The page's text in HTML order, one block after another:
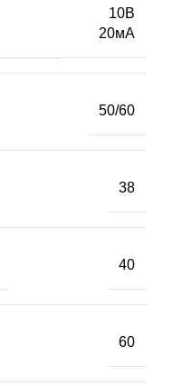
10В
20мА
50/60
38
40
60